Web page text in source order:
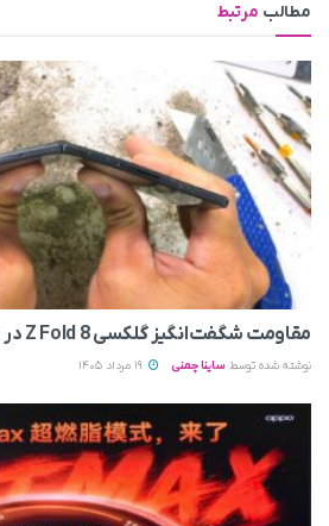
مطالب مرتبط
مقاومت شگفت‌انگیز گلکسی Z Fold 8 در برابر خم شدن
نوشته شده توسط ساینا چمنی